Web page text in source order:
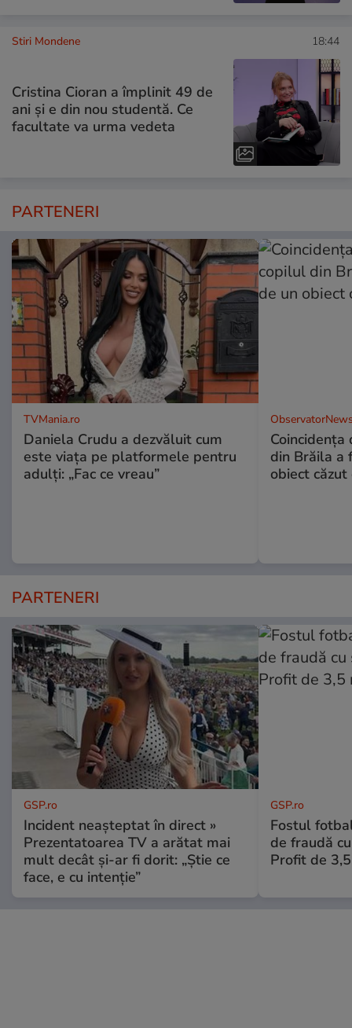
Stiri Mondene 18:44
Cristina Cioran a împlinit 49 de
ani și e din nou studentă. Ce
facultate va urma vedeta
PARTENERI
TVMania.ro
Daniela Crudu a dezvăluit cum
este viața pe platformele pentru
adulți: „Fac ce vreau”
Coincidența
din Brăila a
obiect căzut
PARTENERI
GSP.ro
Incident neașteptat în direct »
Prezentatoarea TV a arătat mai
mult decât și-ar fi dorit: „Știe ce
face, e cu intenție”
GSP.ro
Fostul
de fraudă
Profit de